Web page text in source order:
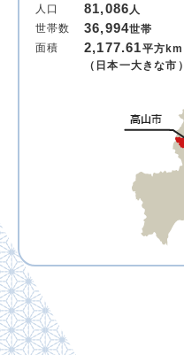
人口 81,086人
世帯数
36,994世帯
面積
2,177.61平方km
（日本一大きな市）